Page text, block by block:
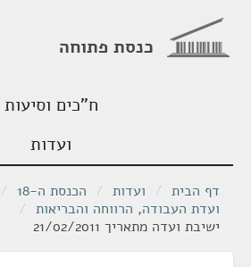
כנסת פתוחה
ח"כים וסיעות
ועדות
דף הבית / ועדות / הכנסת ה-18
/
ועדת העבודה, הרווחה והבריאות /
ישיבת ועדה מתאריך 21/02/2011